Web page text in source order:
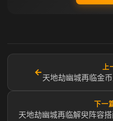
←
天地劫幽城再临金
下一
天地劫幽城再临解臾阵容